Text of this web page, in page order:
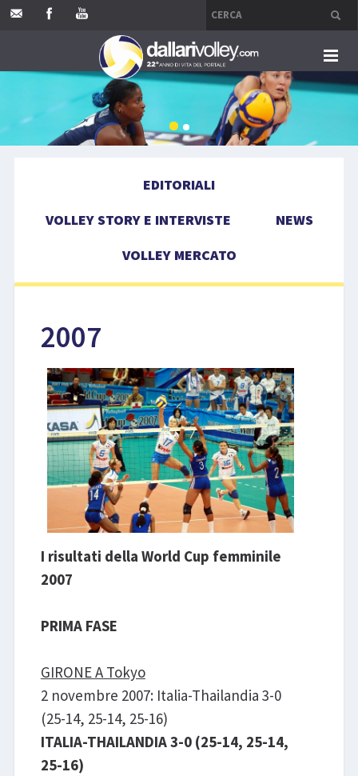
HOME
LIBRI
EDITORIALI
VOLLEY STORY E INTERVISTE
NEWS
VOLLEY MERCATO
2007
I risultati della World Cup femminile
2007
PRIMA FASE
GIRONE A Tokyo
2 novembre 2007: Italia-Thailandia 3-0
(25-14, 25-14, 25-16)
ITALIA-THAILANDIA 3-0 (25-14, 25-14,
25-16)